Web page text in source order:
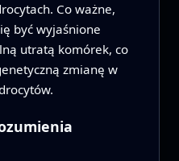
Co ważne,
być wyjaśnione
utratą komórek, co
zmianę w